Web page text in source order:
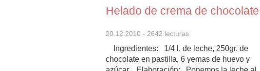
Helado de crema de chocolate
20.12.2010 - 2642 lecturas
Ingredientes: 1/4 l. de leche, 250gr. de
chocolate en pastilla, 6 yemas de huevo y